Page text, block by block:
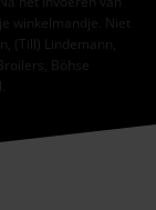
winkelmandje. Niet
(Till) Lindemann,
Böhse